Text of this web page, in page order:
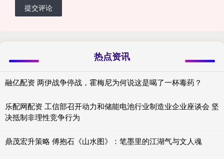
提交评论
热点资讯
融亿配资 两伊战争停战，霍梅尼为何说这是喝了一杯毒药？
乐配网配资 工信部召开动力和储能电池行业制造业企业座谈会 坚
决抵制非理性竞争行为
鼎茂宏升策略 傅抱石《山水图》：笔墨里的江湖气与文人魂